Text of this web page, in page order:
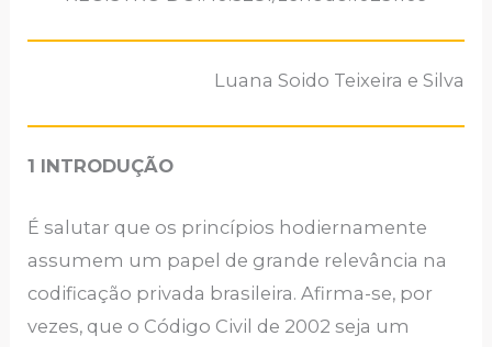
Luana Soido Teixeira e Silva
1 INTRODUÇÃO
É salutar que os princípios hodiernamente
assumem um papel de grande relevância na
codificação privada brasileira. Afirma-se, por
vezes, que o Código Civil de 2002 seja um